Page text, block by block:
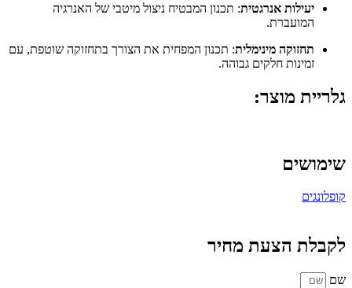
יעילות אנרגטית: תכנון המבטיח ניצול מיטבי של האנרגיה
המועברת.
תחזוקה מינימלית: תכנון המפחית את הצורך בתחזוקה שוטפת, עם
זמינות חלקים גבוהה.
גלריית מוצר:
שימושים
קופלונגים
לקבלת הצעת מחיר
שם